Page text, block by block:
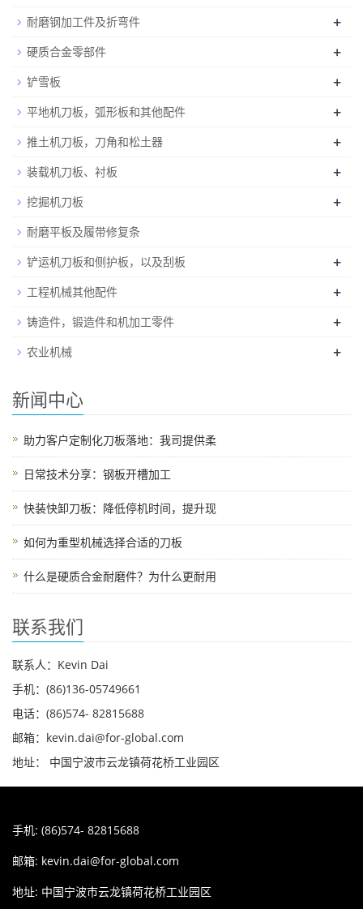
耐磨钢加工件及折弯件
+
硬质合金零部件 +
铲雪板 +
平地机刀板，弧形板和其他配件 +
推土机刀板，刀角和松土器 +
装载机刀板、衬板 +
挖掘机刀板 +
耐磨平板及履带修复条
铲运机刀板和侧护板，以及刮板
+
工程机械其他配件 +
铸造件，锻造件和机加工零件 +
农业机械 +
新闻中心
助力客户定制化刀板落地：我司提供柔
日常技术分享：钢板开槽加工
快装快卸刀板：降低停机时间，提升现
如何为重型机械选择合适的刀板
什么是硬质合金耐磨件？为什么更耐用
联系我们
联系人：Kevin Dai
手机：(86)136-05749661
电话：(86)574- 82815688
邮箱：kevin.dai@for-global.com
地址： 中国宁波市云龙镇荷花桥工业园区
手机: (86)574- 82815688
邮箱: kevin.dai@for-global.com
地址: 中国宁波市云龙镇荷花桥工业园区